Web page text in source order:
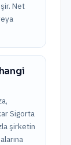
Net
Sigorta
şirketin